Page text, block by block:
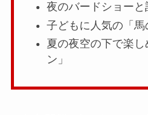
夜のバードショー
子どもに人気の「馬
夏の夜空の下で楽
ン」